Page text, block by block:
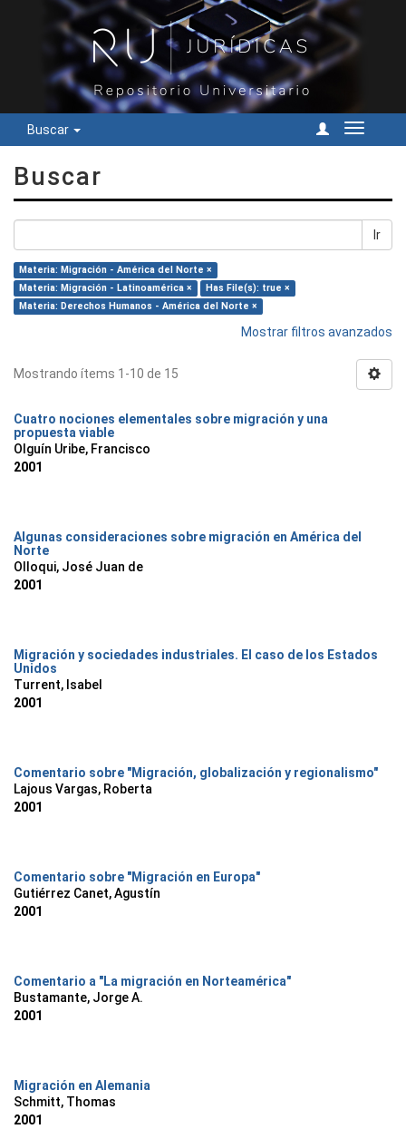
Buscar
Cambiar
Buscar
Ir
Materia: Migración - América del Norte ×
Materia: Migración - Latinoamérica ×
Has File(s): true ×
Materia: Derechos Humanos - América del Norte ×
Mostrar filtros avanzados
Mostrando ítems 1-10 de 15
Cuatro nociones elementales sobre migración y una
propuesta viable
Olguín Uribe, Francisco
2001
Algunas consideraciones sobre migración en América del
Norte
Olloqui, José Juan de
2001
Migración y sociedades industriales. El caso de los Estados
Unidos
Turrent, Isabel
2001
Comentario sobre "Migración, globalización y regionalismo"
Lajous Vargas, Roberta
2001
Comentario sobre "Migración en Europa"
Gutiérrez Canet, Agustín
2001
Comentario a "La migración en Norteamérica"
Bustamante, Jorge A.
2001
Migración en Alemania
Schmitt, Thomas
2001